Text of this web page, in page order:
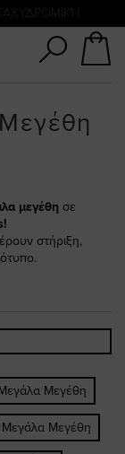
μεγέθη σε
στήριξη,
Μεγέθη
Μεγέθη